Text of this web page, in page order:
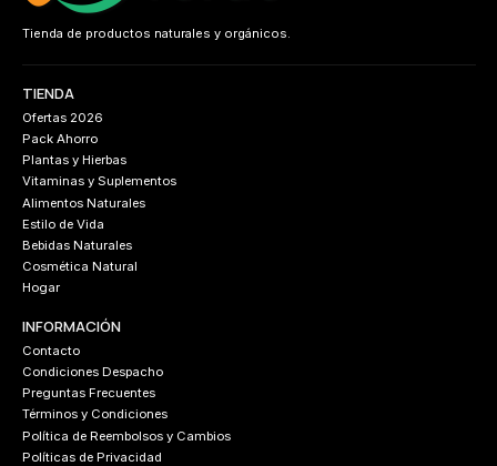
Tienda de productos naturales y orgánicos.
TIENDA
Ofertas 2026
Pack Ahorro
Plantas y Hierbas
Vitaminas y Suplementos
Alimentos Naturales
Estilo de Vida
Bebidas Naturales
Cosmética Natural
Hogar
INFORMACIÓN
Contacto
Condiciones Despacho
Preguntas Frecuentes
Términos y Condiciones
Política de Reembolsos y Cambios
Políticas de Privacidad